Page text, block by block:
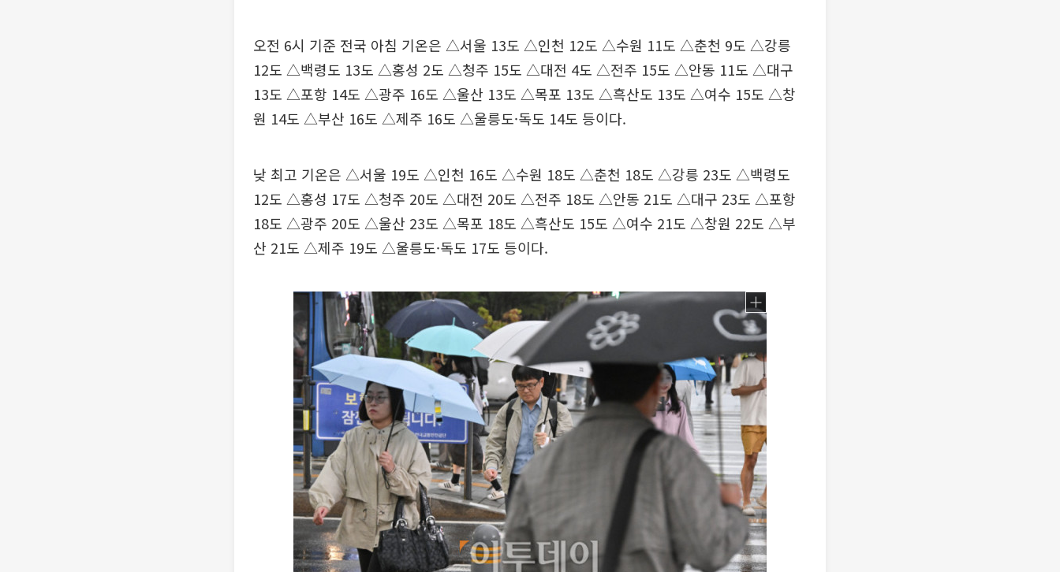
오전 6시 기준 전국 아침 기온은 △서울 13도 △인천 12도 △수원 11도 △춘천 9도 △강릉
12도 △백령도 13도 △홍성 2도 △청주 15도 △대전 4도 △전주 15도 △안동 11도 △대구
13도 △포항 14도 △광주 16도 △울산 13도 △목포 13도 △흑산도 13도 △여수 15도 △창
원 14도 △부산 16도 △제주 16도 △울릉도·독도 14도 등이다.
낮 최고 기온은 △서울 19도 △인천 16도 △수원 18도 △춘천 18도 △강릉 23도 △백령도
12도 △홍성 17도 △청주 20도 △대전 20도 △전주 18도 △안동 21도 △대구 23도 △포항
18도 △광주 20도 △울산 23도 △목포 18도 △흑산도 15도 △여수 21도 △창원 22도 △부
산 21도 △제주 19도 △울릉도·독도 17도 등이다.